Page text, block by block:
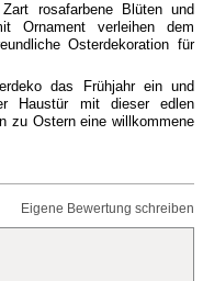
rosafarbene Blüten und
Ornament verleihen dem
Osterdekoration für
das Frühjahr ein und
Haustür mit dieser edlen
zu Ostern eine willkommene
Eigene Bewertung schreiben